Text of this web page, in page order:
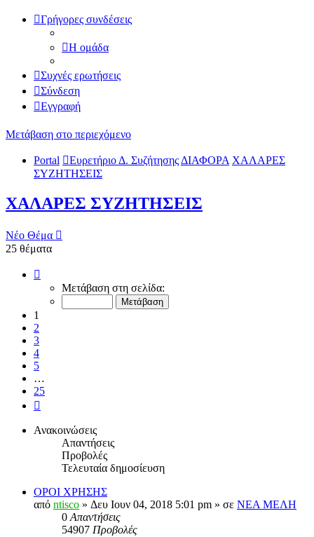
Γρήγορες συνδέσεις
Η ομάδα
Συχνές ερωτήσεις
Σύνδεση
Εγγραφή
Μετάβαση στο περιεχόμενο
Portal Ευρετήριο Δ. ΣυζήτησηςΔΙΑΦΟΡΑ ΧΑΛΑΡΕΣ
ΣΥΖΗΤΗΣΕΙΣ
ΧΑΛΑΡΕΣ ΣΥΖΗΤΗΣΕΙΣ
Νέο Θέμα
25 θέματα
από
Μετάβαση στη σελίδα:
1
2
3
4
5
…
25
Ανακοινώσεις
Απαντήσεις
Προβολές
Τελευταία δημοσίευση
ΟΡΟΙ ΧΡΗΣΗΣ
από ntisco » Δευ Ιουν 04, 2018 5:01 pm » σε ΝΕΑ ΜΕΛΗ
0 Απαντήσεις
54907 Προβολές